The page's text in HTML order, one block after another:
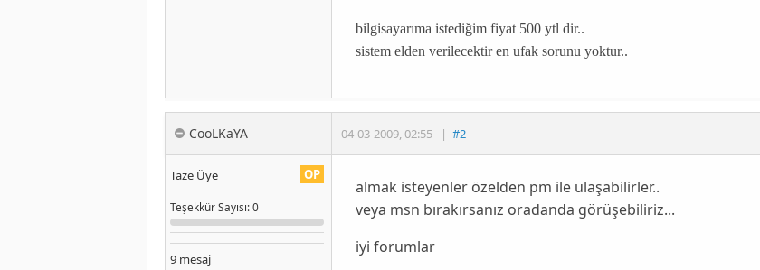
bilgisayarıma istediğim fiyat 500 ytl dir..
sistem elden verilecektir en ufak sorunu yoktur..
CooLKaYA 04-03-2009,02:55 | #2
OP
Taze Üye
TeşekkürSayısı: 0
9 mesaj
almak isteyenler özelden pm ile ulaşabilirler..
veya msn bırakırsanız oradanda görüşebiliriz...
iyi forumlar